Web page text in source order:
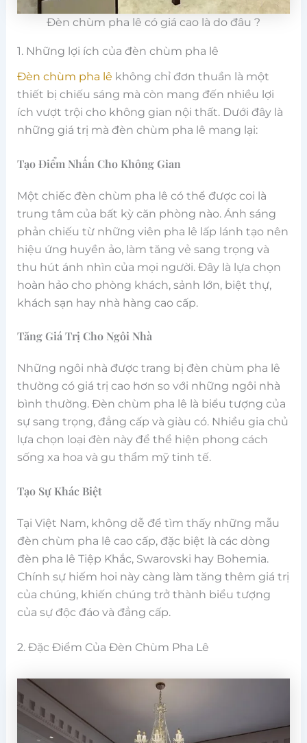
Đèn chùm pha lê có giá cao là do đâu ?
1. Những lợi ích của đèn chùm pha lê
Đèn chùm pha lê không chỉ đơn thuần là một
thiết bị chiếu sáng mà còn mang đến nhiều lợi
ích vượt trội cho không gian nội thất. Dưới đây là
những giá trị mà đèn chùm pha lê mang lại:
Tạo Điểm Nhấn Cho Không Gian
Một chiếc đèn chùm pha lê có thể được coi là
trung tâm của bất kỳ căn phòng nào. Ánh sáng
phản chiếu từ những viên pha lê lấp lánh tạo nên
hiệu ứng huyền ảo, làm tăng vẻ sang trọng và
thu hút ánh nhìn của mọi người. Đây là lựa chọn
hoàn hảo cho phòng khách, sảnh lớn, biệt thự,
khách sạn hay nhà hàng cao cấp.
Tăng Giá Trị Cho Ngôi Nhà
Những ngôi nhà được trang bị đèn chùm pha lê
thường có giá trị cao hơn so với những ngôi nhà
bình thường. Đèn chùm pha lê là biểu tượng của
sự sang trọng, đẳng cấp và giàu có. Nhiều gia chủ
lựa chọn loại đèn này để thể hiện phong cách
sống xa hoa và gu thẩm mỹ tinh tế.
Tạo Sự Khác Biệt
Tại Việt Nam, không dễ để tìm thấy những mẫu
đèn chùm pha lê cao cấp, đặc biệt là các dòng
đèn pha lê Tiệp Khắc, Swarovski hay Bohemia.
Chính sự hiếm hoi này càng làm tăng thêm giá trị
của chúng, khiến chúng trở thành biểu tượng
của sự độc đáo và đẳng cấp.
2. Đặc Điểm Của Đèn Chùm Pha Lê